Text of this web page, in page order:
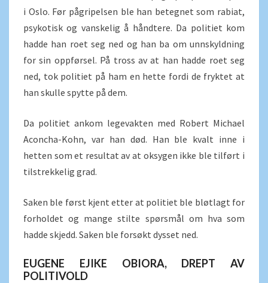
i Oslo. Før pågripelsen ble han betegnet som rabiat,
psykotisk og vanskelig å håndtere. Da politiet kom
hadde han roet seg ned og han ba om unnskyldning
for sin oppførsel. På tross av at han hadde roet seg
ned, tok politiet på ham en hette fordi de fryktet at
han skulle spytte på dem.
Da politiet ankom legevakten med Robert Michael
Aconcha-Kohn, var han død. Han ble kvalt inne i
hetten som et resultat av at oksygen ikke ble tilført i
tilstrekkelig grad.
Saken ble først kjent etter at politiet ble bløtlagt for
forholdet og mange stilte spørsmål om hva som
hadde skjedd. Saken ble forsøkt dysset ned.
EUGENE EJIKE OBIORA, DREPT AV
POLITIVOLD